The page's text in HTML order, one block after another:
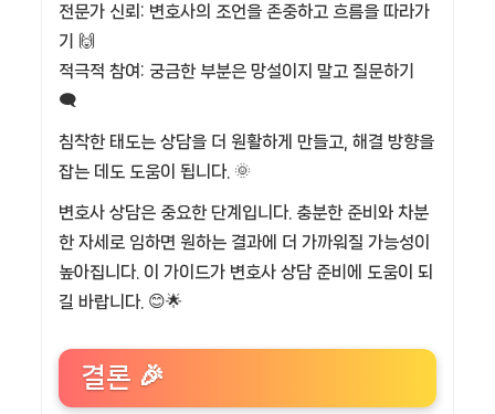
전문가 신뢰: 변호사의 조언을 존중하고 흐름을 따라가
기 🙌
적극적 참여: 궁금한 부분은 망설이지 말고 질문하기
🗨️
침착한 태도는 상담을 더 원활하게 만들고, 해결 방향을
잡는 데도 도움이 됩니다. 🌞
변호사 상담은 중요한 단계입니다. 충분한 준비와 차분
한 자세로 임하면 원하는 결과에 더 가까워질 가능성이
높아집니다. 이 가이드가 변호사 상담 준비에 도움이 되
길 바랍니다. 😊🌟
결론 🎉